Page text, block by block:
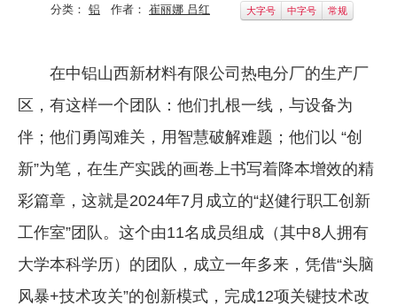
企业文化
《资源再生》杂志
行情报价
数字报
分类： 铝 作者： 崔丽娜 吕红 大字号 中字号 常规
在中铝山西新材料有限公司热电分厂的生产厂
区，有这样一个团队：他们扎根一线，与设备为
伴；他们勇闯难关，用智慧破解难题；他们以 “创
新”为笔，在生产实践的画卷上书写着降本增效的精
彩篇章，这就是2024年7月成立的“赵健行职工创新
工作室”团队。这个由11名成员组成（其中8人拥有
大学本科学历）的团队，成立一年多来，凭借“头脑
风暴+技术攻关”的创新模式，完成12项关键技术改